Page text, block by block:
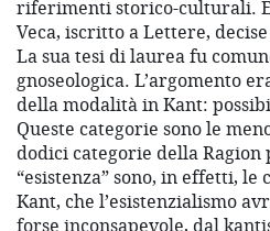
riferimenti storico-culturali.
Veca, iscritto a Lettere,
La sua tesi di laurea fu
gnoseologica. L’argomento
della modalità in Kant:
Queste categorie sono le
dodici categorie della Ragion
“esistenza” sono, in effetti,
Kant, che l’esistenzialismo
forse inconsapevole, dal